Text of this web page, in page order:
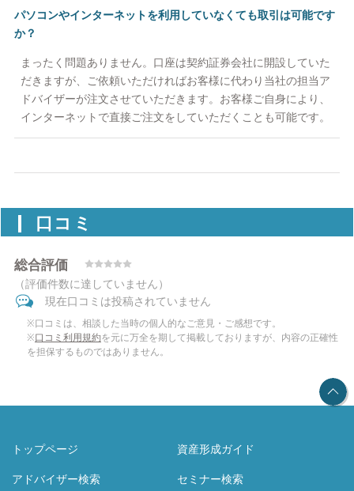
パソコンやインターネットを利用していなくても取引は可能です
か？
まったく問題ありません。口座は契約証券会社に開設していた
だきますが、ご依頼いただければお客様に代わり当社の担当ア
ドバイザーが注文させていただきます。お客様ご自身により、
インターネットで直接ご注文をしていただくことも可能です。
口コミ
総合評価
（評価件数に達していません）
現在口コミは投稿されていません
※口コミは、相談した当時の個人的なご意見・ご感想です。
※口コミ利用規約を元に万全を期して掲載しておりますが、内容の正確性
を担保するものではありません。
トップページ
資産形成ガイド
アドバイザー検索
セミナー検索